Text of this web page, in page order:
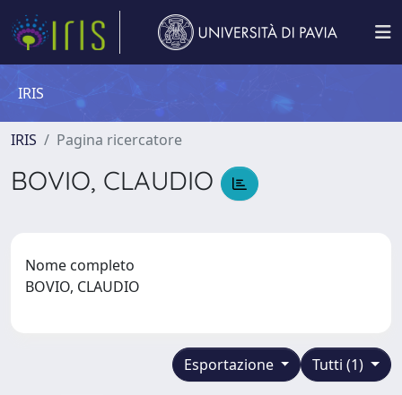
IRIS
IRIS Pagina ricercatore
BOVIO, CLAUDIO
Nome completo
BOVIO, CLAUDIO
Tutti (1)
Esportazione